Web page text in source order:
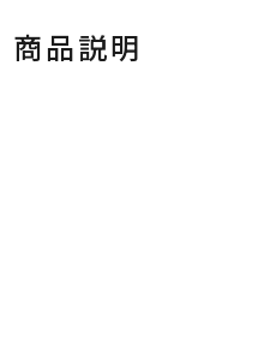
商品説明